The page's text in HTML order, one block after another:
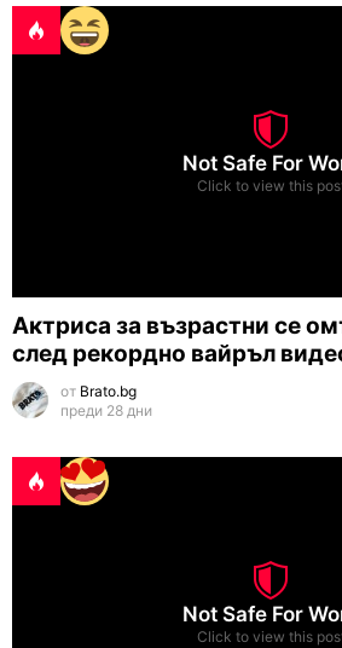
Not Safe For
Click to view this
Актриса за възрастни се
след рекордно вайръл
от Brato.bg
преди 28 дни
Not Safe For
Click to view this